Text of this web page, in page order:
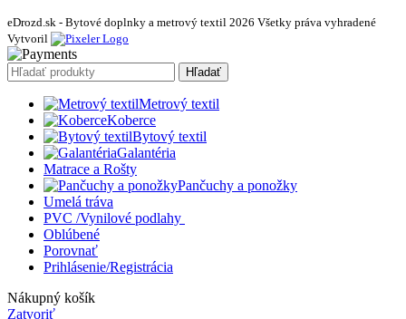
eDrozd.sk - Bytové doplnky a metrový textil 2026 Všetky práva vyhradené
Vytvoril
Hľadať
Metrový textil
Koberce
Bytový textil
Galantéria
Matrace a Rošty
Pančuchy a ponožky
Umelá tráva
PVC /Vynilové podlahy
Oblúbené
Porovnať
Prihlásenie/Registrácia
Nákupný košík
Zatvoriť